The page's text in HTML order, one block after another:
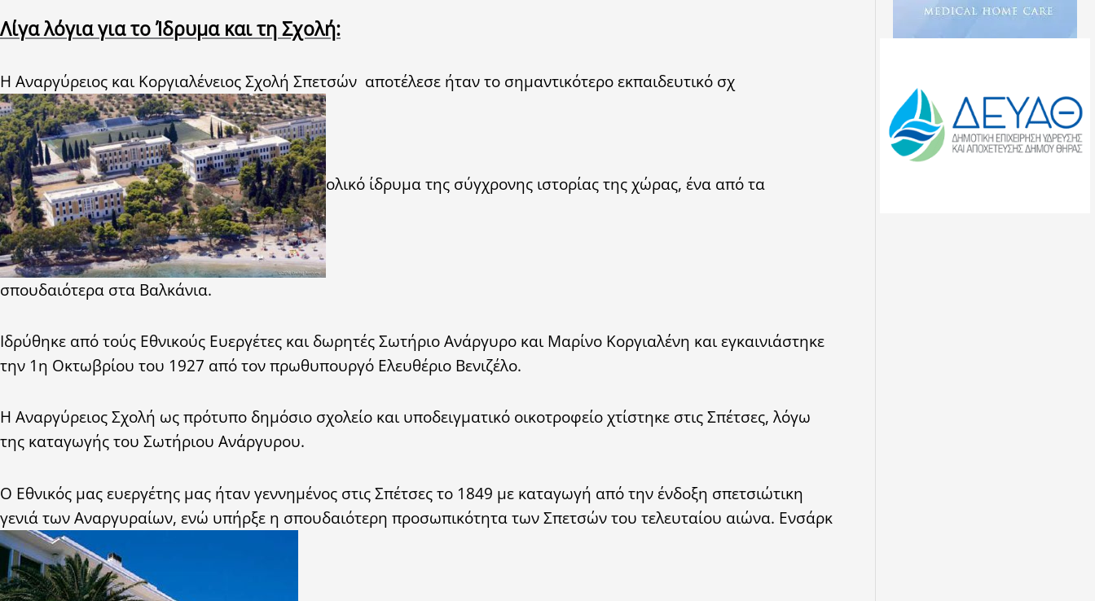
Λίγα λόγια για το Ίδρυμα και τη Σχολή:
Η Αναργύρειος και Κοργιαλένειος Σχολή Σπετσών αποτέλεσε ήταν το σημαντικότερο εκπαιδευτικό σχ
ολικό ίδρυμα της σύγχρονης ιστορίας της χώρας, ένα από τα
σπουδαιότερα στα Βαλκάνια.
Ιδρύθηκε από τούς Εθνικούς Ευεργέτες και δωρητές Σωτήριο Ανάργυρο και Μαρίνο Κοργιαλένη και εγκαινιάστηκε
την 1η Οκτωβρίου του 1927 από τον πρωθυπουργό Ελευθέριο Βενιζέλο.
Η Αναργύρειος Σχολή ως πρότυπο δημόσιο σχολείο και υποδειγματικό οικοτροφείο χτίστηκε στις Σπέτσες, λόγω
της καταγωγής του Σωτήριου Ανάργυρου.
Ο Εθνικός μας ευεργέτης μας ήταν γεννημένος στις Σπέτσες το 1849 με καταγωγή από την ένδοξη σπετσιώτικη
γενιά των Αναργυραίων, ενώ υπήρξε η σπουδαιότερη προσωπικότητα των Σπετσών του τελευταίου αιώνα. Ενσάρκ